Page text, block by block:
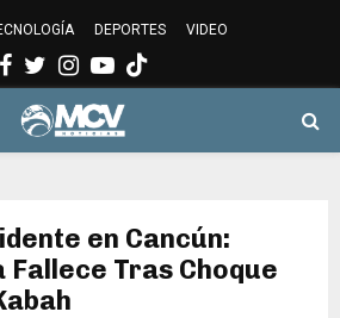
DEPORTES VIDEO
Facebook
Twitter
Instagram
Youtube
en Cancún:
Tras Choque